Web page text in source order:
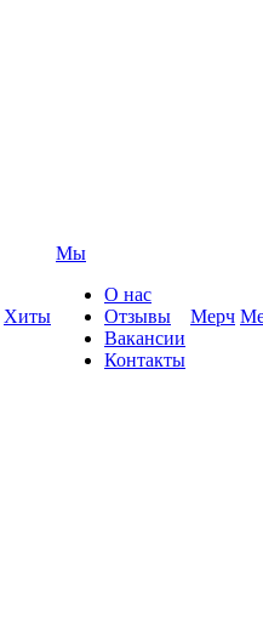
Хиты
Мы
О нас
Отзывы
Вакансии
Контакты
Мерч